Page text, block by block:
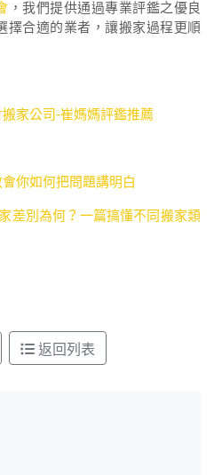
，我們提供通過專業評鑑之優良
擇合適的業者，讓搬家過程更順
家公司-崔媽媽評鑑推薦
你如何把問題講明白
差別為何？一篇搞懂不同搬家類
返回列表